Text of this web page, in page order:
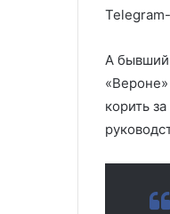
А бывший
корить